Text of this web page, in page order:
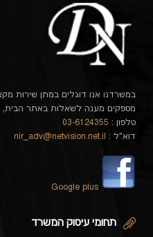
במשרדנו אנו דוגלים במתן שירות
מספקים מענה לשאלות באתר הבית,
טלפון : 03-6124355
דוא"ל : nir_adv@netvision.net.il
Google plus
תחומי עיסוק המשרד